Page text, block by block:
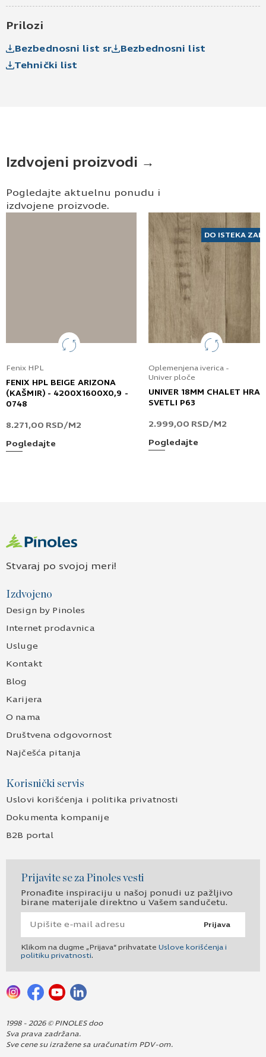
Prilozi
Bezbednosni list sr
Bezbednosni list
Tehnički list
Izdvojeni proizvodi →
Pogledajte aktuelnu ponudu i
izdvojene proizvode.
Fenix HPL
FENIX HPL BEIGE ARIZONA
(KAŠMIR) - 4200X1600X0,9 -
0748
8.271,00 RSD/M2
Pogledajte
DO ISTEKA
Oplemenjena iverica -
Univer ploče
UNIVER 18MM CHALET
SVETLI P63
2.999,00 RSD/M2
Pogledajte
Stvaraj po svojoj meri!
Izdvojeno
Design by Pinoles
Internet prodavnica
Usluge
Kontakt
Blog
Karijera
O nama
Društvena odgovornost
Najčešća pitanja
Korisnički servis
Uslovi korišćenja i politika privatnosti
Dokumenta kompanije
B2B portal
Prijavite se za Pinoles vesti
Pronađite inspiraciju u našoj ponudi uz pažljivo
birane materijale direktno u Vašem sandučetu.
Prijava
Klikom na dugme „Prijava“ prihvatate Uslove korišćenja i
politiku privatnosti.
1998 - 2026 © PINOLES doo
Sva prava zadržana.
Sve cene su izražene sa uračunatim PDV-om.